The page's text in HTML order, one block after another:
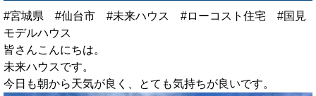
#宮城県 #仙台市 #未来ハウス #ローコスト住宅 #国見
モデルハウス
皆さんこんにちは。
未来ハウスです。
今日も朝から天気が良く、とても気持ちが良いです。